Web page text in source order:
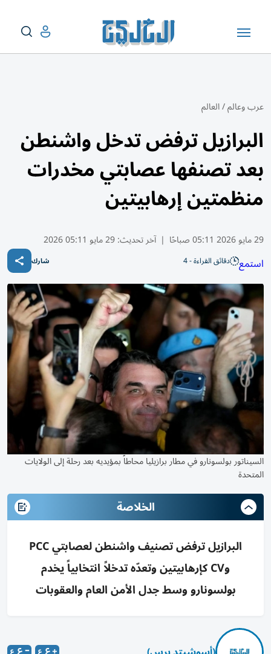
عرب وعالم/العالم
البرازيل ترفض تدخل واشنطن
بعد تصنفها عصابتي مخدرات
منظمتين إرهابيتين
29 مايو 2026 05:11 صباحًا | آخر تحديث:29 مايو 05:11 2026
استمع دقائق القراءة - 4 شارك
السيناتور بولسونارو في مطار برازيليا محاطاً بمؤيديه بعد رحلة إلى الولايات
المتحدة
الخلاصة
البرازيل ترفض تصنيف واشنطن لعصابتي PCC
وCV كإرهابيتين وتعدّه تدخلاً انتخابياً يخدم
بولسونارو وسط جدل الأمن العام والعقوبات